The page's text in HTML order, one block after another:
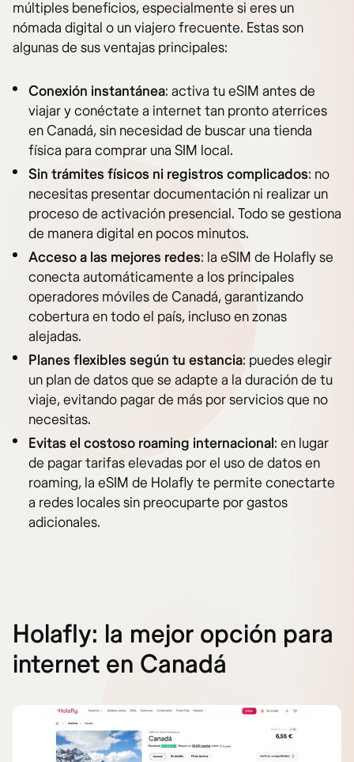
múltiples beneficios, especialmente si eres un
nómada digital o un viajero frecuente. Estas son
algunas de sus ventajas principales:
Conexión instantánea: activa tu eSIM antes de
viajar y conéctate a internet tan pronto aterrices
en Canadá, sin necesidad de buscar una tienda
física para comprar una SIM local.
Sin trámites físicos ni registros complicados: no
necesitas presentar documentación ni realizar un
proceso de activación presencial. Todo se gestiona
de manera digital en pocos minutos.
Acceso a las mejores redes: la eSIM de Holafly se
conecta automáticamente a los principales
operadores móviles de Canadá, garantizando
cobertura en todo el país, incluso en zonas
alejadas.
Planes flexibles según tu estancia: puedes elegir
un plan de datos que se adapte a la duración de tu
viaje, evitando pagar de más por servicios que no
necesitas.
Evitas el costoso roaming internacional: en lugar
de pagar tarifas elevadas por el uso de datos en
roaming, la eSIM de Holafly te permite conectarte
a redes locales sin preocuparte por gastos
adicionales.
Holafly: la mejor opción para
internet en Canadá